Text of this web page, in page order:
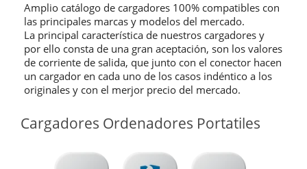
Amplio catálogo de cargadores 100% compatibles con
las principales marcas y modelos del mercado.
La principal característica de nuestros cargadores y
por ello consta de una gran aceptación, son los valores
de corriente de salida, que junto con el conector hacen
un cargador en cada uno de los casos indéntico a los
originales y con el merjor precio del mercado.
Cargadores Ordenadores Portatiles